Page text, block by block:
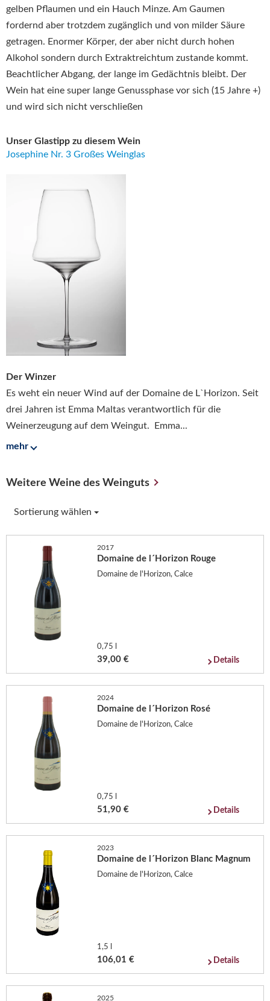
gelben Pflaumen und ein Hauch Minze. Am Gaumen
fordernd aber trotzdem zugänglich und von milder Säure
getragen. Enormer Körper, der aber nicht durch hohen
Alkohol sondern durch Extraktreichtum zustande kommt.
Beachtlicher Abgang, der lange im Gedächtnis bleibt. Der
Wein hat eine super lange Genussphase vor sich (15 Jahre +)
und wird sich nicht verschließen
Unser Glastipp zu diesem Wein
Josephine Nr. 3 Großes Weinglas
Der Winzer
Es weht ein neuer Wind auf der Domaine de L`Horizon. Seit
drei Jahren ist Emma Maltas verantwortlich für die
Weinerzeugung auf dem Weingut. Emma...
mehr
Weitere Weine des Weinguts
Sortierung wählen
2017
Domaine de l´Horizon Rouge
Domaine de l'Horizon, Calce
0,75 l
39,00 € Details
2024
Domaine de l´Horizon Rosé
Domaine de l'Horizon, Calce
0,75 l
51,90 € Details
2023
Domaine de l´Horizon Blanc Magnum
Domaine de l'Horizon, Calce
1,5 l
106,01 € Details
2025